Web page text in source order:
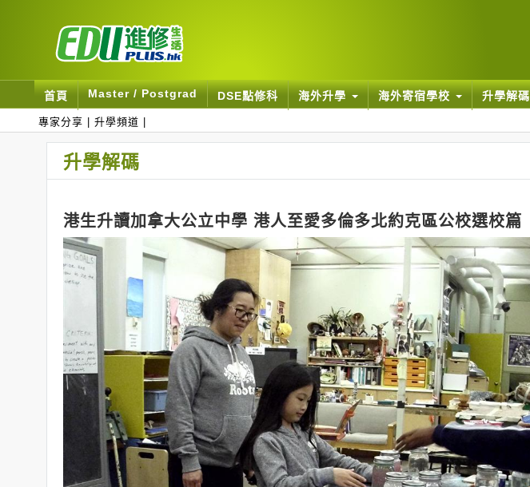
首頁 Master / Postgrad DSE點修科 海外升學 海外寄宿學校 升學解碼
專家分享 升學頻道
升學解碼
港生升讀加拿大公立中學 港人至愛多倫多北約克區公校選校篇